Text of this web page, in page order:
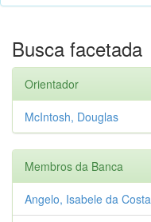
Busca facetada
Orientador
McIntosh, Douglas
Membros da Banca
Angelo, Isabele da Costa